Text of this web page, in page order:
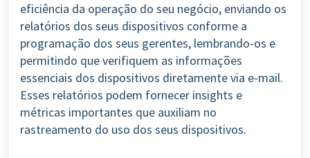
eficiência da operação do seu negócio, enviando os
relatórios dos seus dispositivos conforme a
programação dos seus gerentes, lembrando-os e
permitindo que verifiquem as informações
essenciais dos dispositivos diretamente via e-mail.
Esses relatórios podem fornecer insights e
métricas importantes que auxiliam no
rastreamento do uso dos seus dispositivos.